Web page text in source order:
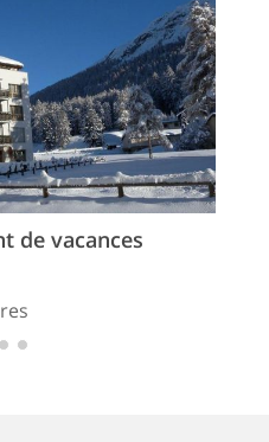
de vacances